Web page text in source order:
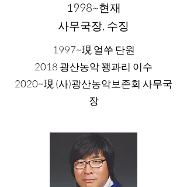
1998~현재
사무국장, 수징
1997~現 얼쑤 단원
2018 광산농악 꽹과리 이수
2020~現 (사)광산농악보존회 사무국
장